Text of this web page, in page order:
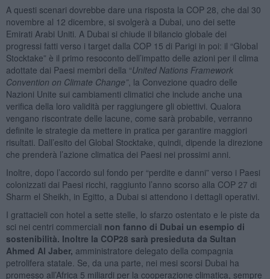
A questi scenari dovrebbe dare una risposta la COP 28, che dal 30
novembre al 12 dicembre, si svolgerà a Dubai, uno dei sette
Emirati Arabi Uniti. A Dubai si chiude il bilancio globale dei
progressi fatti verso i target dalla COP 15 di Parigi in poi: il “Global
Stocktake” è il primo resoconto dell’impatto delle azioni per il clima
adottate dai Paesi membri della “United Nations Framework
Convention on Climate Change”, la Convezione quadro delle
Nazioni Unite sui cambiamenti climatici che include anche una
verifica della loro validità per raggiungere gli obiettivi. Qualora
vengano riscontrate delle lacune, come sarà probabile, verranno
definite le strategie da mettere in pratica per garantire maggiori
risultati. Dall’esito del Global Stocktake, quindi, dipende la direzione
che prenderà l’azione climatica dei Paesi nei prossimi anni.
Inoltre, dopo l’accordo sul fondo per “perdite e danni” verso i Paesi
colonizzati dai Paesi ricchi, raggiunto l’anno scorso alla COP 27 di
Sharm el Sheikh, in Egitto, a Dubai si attendono i dettagli operativi.
I grattacieli con hotel a sette stelle, lo sfarzo ostentato e le piste da
sci nei centri commerciali non fanno di Dubai un esempio di
sostenibilità. Inoltre la COP28 sarà presieduta da Sultan
Ahmed Al Jaber, amministratore delegato della compagnia
petrolifera statale. Se, da una parte, nei mesi scorsi Dubai ha
promesso all’Africa 5 miliardi per la cooperazione climatica, sempre